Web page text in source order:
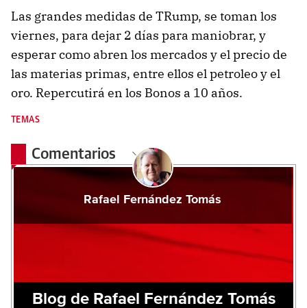
Las grandes medidas de TRump, se toman los
viernes, para dejar 2 días para maniobrar, y
esperar como abren los mercados y el precio de
las materias primas, entre ellos el petroleo y el
oro. Repercutirá en los Bonos a 10 años.
TEMAS
Comentarios
Rafael Fernández Tomás
Blog de Rafael Fernández Tomás